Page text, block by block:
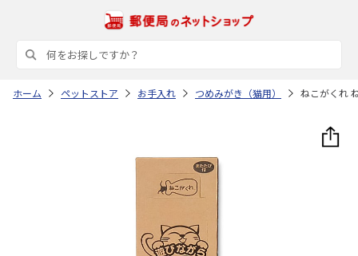
ホーム ペットストア お手入れ つめみがき（猫用） ねこがくれ